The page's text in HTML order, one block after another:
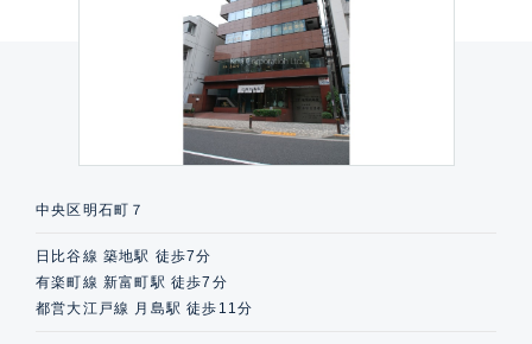
中央区明石町７
日比谷線 築地駅 徒歩7分
有楽町線 新富町駅 徒歩7分
都営大江戸線 月島駅 徒歩11分